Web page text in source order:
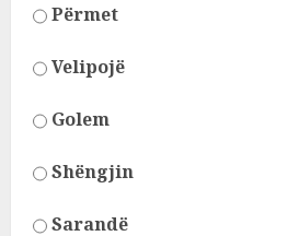
Përmet
Velipojë
Golem
Shëngjin
Sarandë